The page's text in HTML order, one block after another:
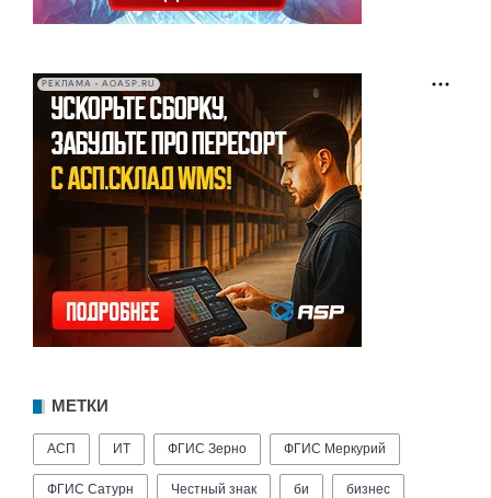
РЕКЛАМА • AOASP.RU
МЕТКИ
АСП ИТ ФГИС Зерно ФГИС Меркурий
ФГИС Сатурн Честный знак би бизнес